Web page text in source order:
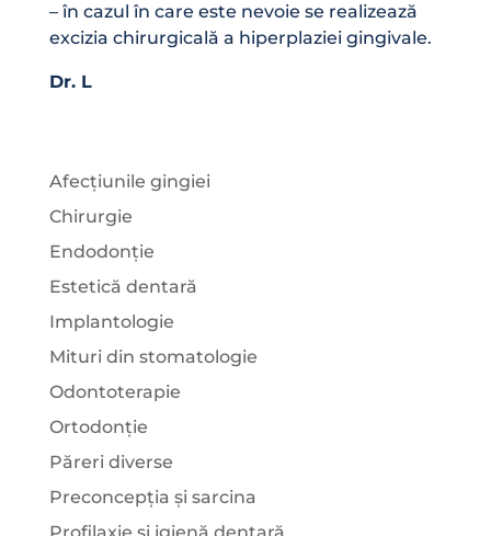
– în cazul în care este nevoie se realizează
excizia chirurgicală a hiperplaziei gingivale.
Dr. L
Afecțiunile gingiei
Chirurgie
Endodonție
Estetică dentară
Implantologie
Mituri din stomatologie
Odontoterapie
Ortodonție
Păreri diverse
Preconcepția și sarcina